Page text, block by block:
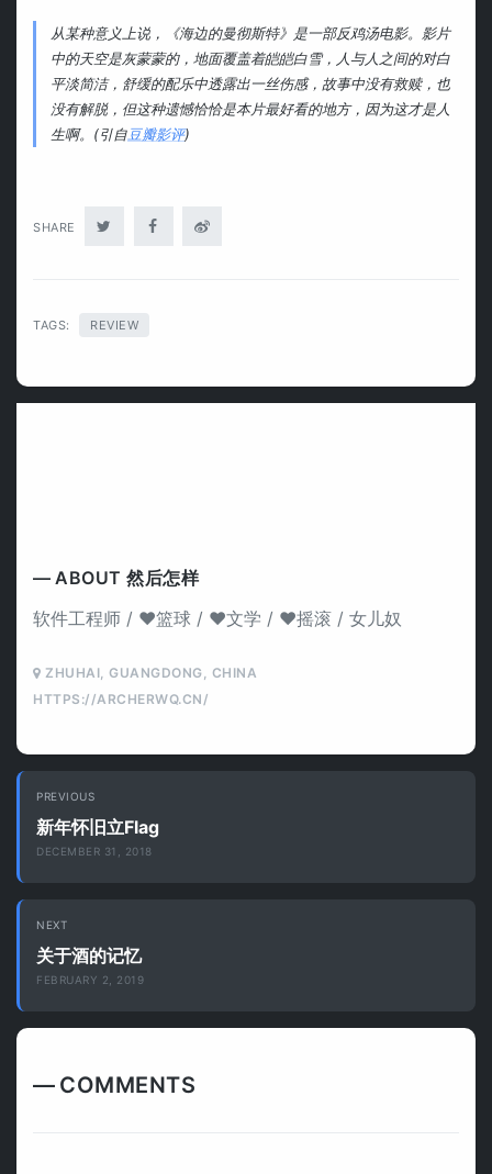
从某种意义上说，《海边的曼彻斯特》是一部反鸡汤电影。影片
中的天空是灰蒙蒙的，地面覆盖着皑皑白雪，人与人之间的对白
平淡简洁，舒缓的配乐中透露出一丝伤感，故事中没有救赎，也
没有解脱，但这种遗憾恰恰是本片最好看的地方，因为这才是人
生啊。(引自豆瓣影评)
SHARE Twitter Facebook
TAGS: REVIEW
Picture
ABOUT 然后怎样
软件工程师 / ❤️篮球 / ❤️文学 / ❤️摇滚 / 女儿奴
ZHUHAI, GUANGDONG, CHINA
HTTPS://ARCHERWQ.CN/
Post
navigation
PREVIOUS
新年怀旧立Flag
DECEMBER 31, 2018
NEXT
关于酒的记忆
FEBRUARY 2, 2019
COMMENTS